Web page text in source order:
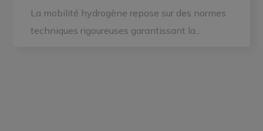
La mobilité hydrogène repose sur des normes
techniques rigoureuses garantissant la...